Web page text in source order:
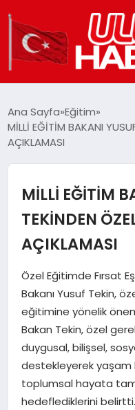
DÜNYA
SIYASET
TEKNOLOJI
EĞITIM
MAGAZIN
SPOR
YAŞAM
Ana Sayfa Eğitim
MİLLİ EĞİTİM BAKANI
AÇIKLAMASI
MİLLİ EĞİTİM
TEKİNDEN
AÇIKLAMASI
Özel Eğitimde Fırsat
Bakanı Yusuf Tekin,
eğitimine yönelik
Bakan Tekin, özel
duygusal, bilişsel,
destekleyerek yaşam
toplumsal hayata tam
hedeflediklerini belirtti.